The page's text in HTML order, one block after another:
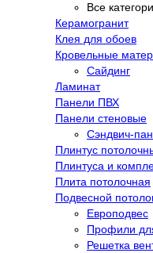
Все
Керамогранит
Клея для обоев
Кровельные
Сайдинг
Ламинат
Панели ПВХ
Панели стеновые
Сэндвич-
Плинтус
Плинтуса и
Плита потолочная
Подвесной
Европодвес
Профили
Решетка